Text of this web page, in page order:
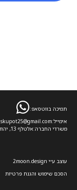
תמיכה בווטסאפ:
skupot25@gmail.comאימייל:
אלטלף 13, יהודמשרדי החברה:
עוצב ע׳׳י 2moon.design
הסכם שימוש והגנת פרטיות